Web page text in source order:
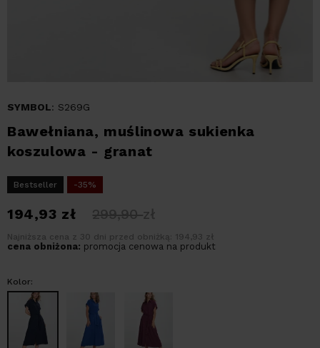
SYMBOL: S269G
Bawełniana, muślinowa sukienka
koszulowa - granat
Bestseller -35%
194,93 zł 299,90zł
Najniższa cena z 30 dni przed obniżką: 194,93 zł
cena obniżona: promocja cenowa na produkt
Kolor: